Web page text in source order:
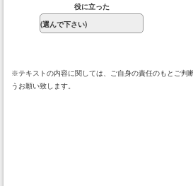
役に立った
※テキストの内容に関しては、ご自身の責任のもとご判
うお願い致します。